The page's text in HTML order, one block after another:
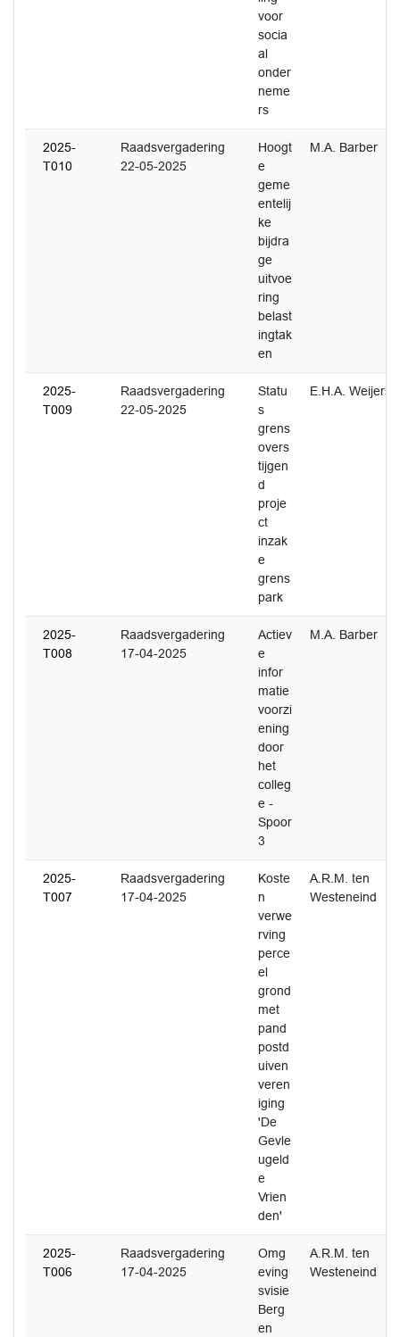
voor
socia
al
onder
neme
rs
2025-
T010
Raadsvergadering
22-05-2025
Hoogt
e
geme
entelij
ke
bijdra
ge
uitvoe
ring
belast
ingtak
en
M.A. Barber
2025-
T009
Raadsvergadering
22-05-2025
Statu
s
grens
overs
tijgen
d
proje
ct
inzak
e
grens
park
E.H.A. Weijers
2025-
T008
Raadsvergadering
17-04-2025
Actiev
e
infor
matie
voorzi
ening
door
het
colleg
e -
Spoor
3
M.A. Barber
2025-
T007
Raadsvergadering
17-04-2025
Koste
n
verwe
rving
perce
el
grond
met
pand
postd
uiven
veren
iging
'De
Gevle
ugeld
e
Vrien
den'
A.R.M. ten
Westeneind
2025-
T006
Raadsvergadering
17-04-2025
Omg
eving
svisie
Berg
en
A.R.M. ten
Westeneind